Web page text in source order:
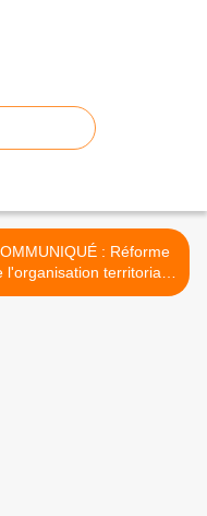
: Réforme
l'organisation territoriale
>